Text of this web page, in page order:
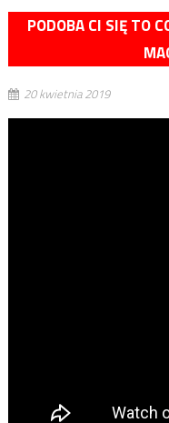
PODOBA CI SIĘ TO
20 kwietnia 2019